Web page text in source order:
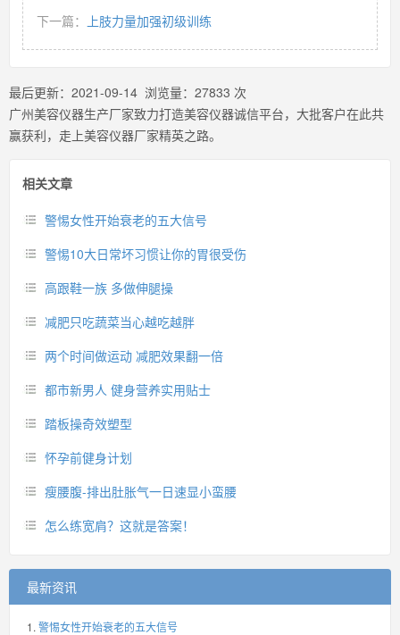
下一篇： 上肢力量加强初级训练
最后更新： 2021-09-14 浏览量： 27833 次
广州美容仪器生产厂家致力打造美容仪器诚信平台，大批客户在此共
赢获利，走上美容仪器厂家精英之路。
相关文章
警惕女性开始衰老的五大信号
警惕10大日常坏习惯让你的胃很受伤
高跟鞋一族 多做伸腿操
减肥只吃蔬菜当心越吃越胖
两个时间做运动 减肥效果翻一倍
都市新男人 健身营养实用贴士
踏板操奇效塑型
怀孕前健身计划
瘦腰腹-排出肚胀气一日速显小蛮腰
怎么练宽肩？这就是答案！
最新资讯
警惕女性开始衰老的五大信号